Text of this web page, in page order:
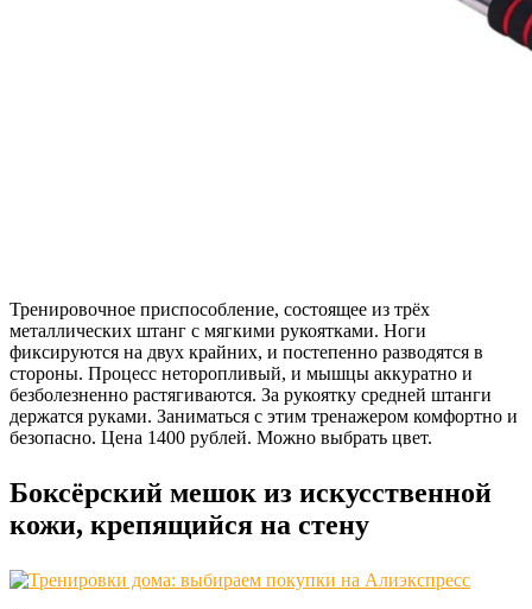
Тренировочное приспособление, состоящее из трёх
металлических штанг с мягкими рукоятками. Ноги
фиксируются на двух крайних, и постепенно разводятся в
стороны. Процесс неторопливый, и мышцы аккуратно и
безболезненно растягиваются. За рукоятку средней штанги
держатся руками. Заниматься с этим тренажером комфортно и
безопасно. Цена 1400 рублей. Можно выбрать цвет.
Боксёрский мешок из искусственной
кожи, крепящийся на стену